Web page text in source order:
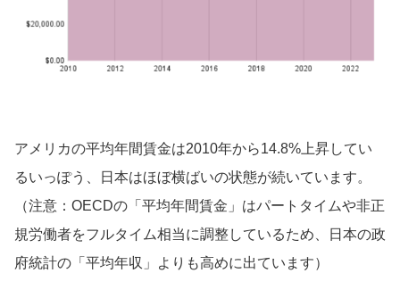
アメリカの平均年間賃金は2010年から14.8%上昇してい
るいっぽう、日本はほぼ横ばいの状態が続いています。
（注意：OECDの「平均年間賃金」はパートタイムや非正
規労働者をフルタイム相当に調整しているため、日本の政
府統計の「平均年収」よりも高めに出ています）